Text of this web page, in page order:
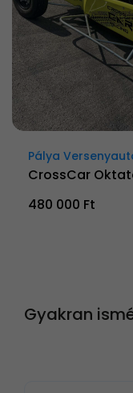
Pálya
CrossCar
480 000 Ft
Gyakran